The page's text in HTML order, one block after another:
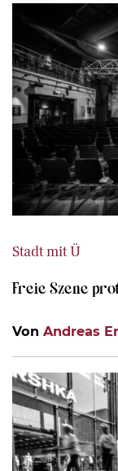
Stadt mit Ü
Freie Szene
Von Andreas